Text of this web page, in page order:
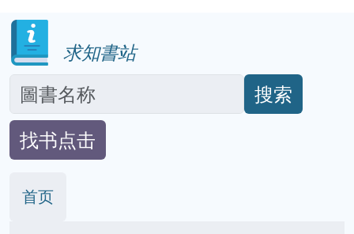
求知書站
搜索
找书点击
首页